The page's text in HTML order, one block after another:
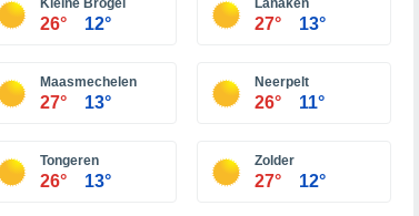
Kleine Brogel
26° 12°
Lanaken
27° 13°
Maasmechelen
27° 13°
Neerpelt
26° 11°
Tongeren
26° 13°
Zolder
27° 12°